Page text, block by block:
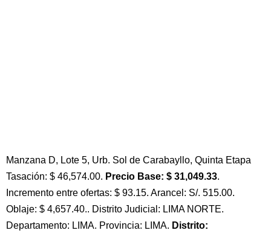
Manzana D, Lote 5, Urb. Sol de Carabayllo, Quinta Etapa
Tasación: $ 46,574.00. Precio Base: $ 31,049.33.
Incremento entre ofertas: $ 93.15. Arancel: S/. 515.00.
Oblaje: $ 4,657.40.. Distrito Judicial: LIMA NORTE.
Departamento: LIMA. Provincia: LIMA. Distrito: